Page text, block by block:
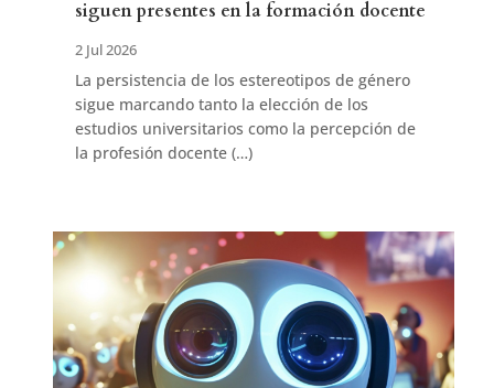
siguen presentes en la formación docente
2 Jul 2026
La persistencia de los estereotipos de género
sigue marcando tanto la elección de los
estudios universitarios como la percepción de
la profesión docente (…)